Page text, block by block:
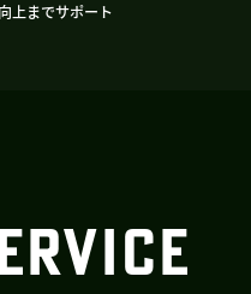
上までサポート